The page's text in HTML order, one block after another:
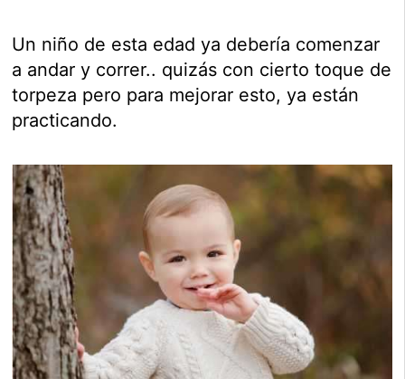
Un niño de esta edad ya debería comenzar
a andar y correr.. quizás con cierto toque de
torpeza pero para mejorar esto, ya están
practicando.